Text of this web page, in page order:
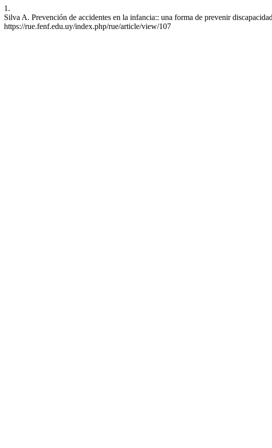
1.
Silva A. Prevención de accidentes en la infancia:: una forma de prevenir
https://rue.fenf.edu.uy/index.php/rue/article/view/107